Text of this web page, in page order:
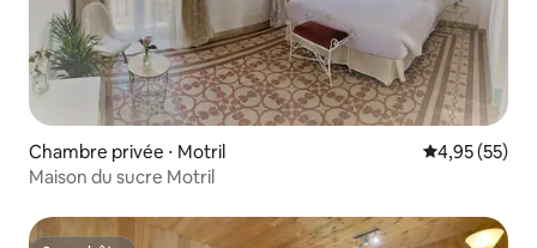
Chambre privée ⋅ Motril Évaluation
4,95 (55)
Maison du sucre Motril